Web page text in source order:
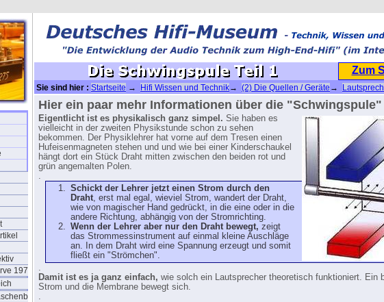
1979
Zum
Sie sind hier : Startseite → Hifi Wissen und Technik→ (2) Die Quellen / Geräte →
Chassis
→ Die Schwingspule Teil 1
Hier ein paar mehr Informationen über die "Schwingspule"
Eigentlicht ist es physikalisch ganz simpel. Sie haben es
vielleicht in der zweiten Physikstunde schon zu sehen
bekommen. Der Physiklehrer hat vorne auf dem Tresen einen
Hufeisenmagneten stehen und und wie bei einer Kinderschaukel
hängt dort ein Stück Draht mitten zwischen den beiden rot und
grün angemalten Polen.
.
Schickt der Lehrer jetzt einen Strom durch den
Draht, erst mal egal, wieviel Strom, wandert der Draht,
wie von magischer Hand gedrückt, in die eine oder in die
andere Richtung, abhängig von der Stromrichting.
Wenn der Lehrer aber nur den Draht bewegt, zeigt
das Strommessinstrument auf einmal kleine Auschläge
an. In dem Draht wird eine Spannung erzeugt und somit
fließt ein "Strömchen".
.
Damit ist es ja ganz einfach, wie solch ein Lautsprecher theoretisch funktioniert. Ein
Strom und die Membrane bewegt sich.
.